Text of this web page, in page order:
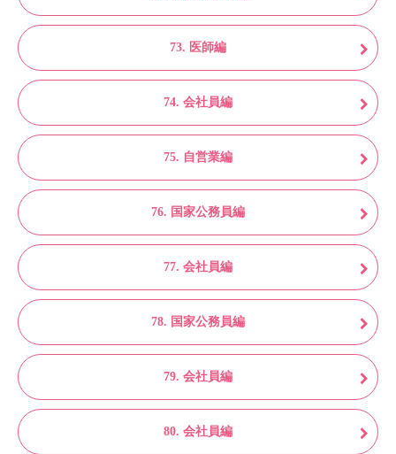
73. 医師編
74. 会社員編
75. 自営業編
76. 国家公務員編
77. 会社員編
78. 国家公務員編
79. 会社員編
80. 会社員編